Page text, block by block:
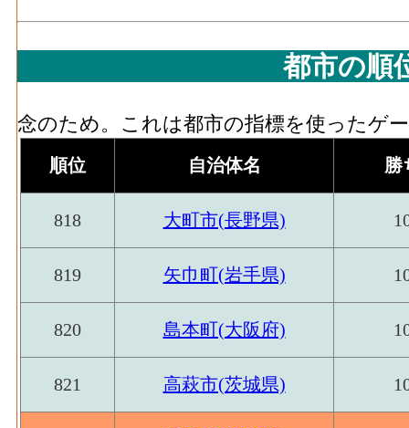
都市の順
念のため。これは都市の指標を使ったゲ
順位 自治体名 勝
818 大町市(長野県)
819 矢巾町(岩手県)
820 島本町(大阪府)
821 高萩市(茨城県)